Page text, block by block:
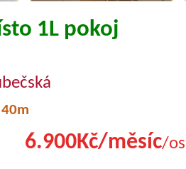
1L pokoj
6.900Kč/měsíc/